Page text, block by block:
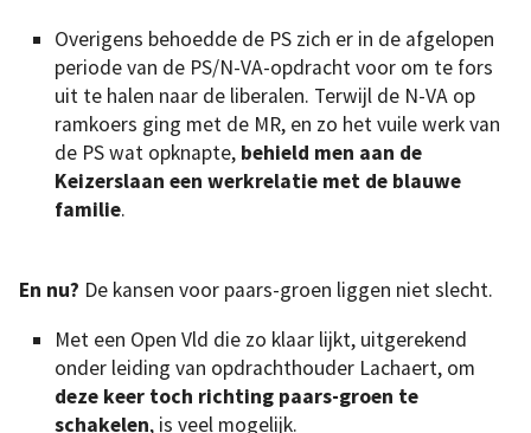
Overigens behoedde de PS zich er in de afgelopen
periode van de PS/N-VA-opdracht voor om te fors
uit te halen naar de liberalen. Terwijl de N-VA op
ramkoers ging met de MR, en zo het vuile werk van
de PS wat opknapte, behield men aan de
Keizerslaan een werkrelatie met de blauwe
familie.
En nu? De kansen voor paars-groen liggen niet slecht.
Met een Open Vld die zo klaar lijkt, uitgerekend
onder leiding van opdrachthouder Lachaert, om
deze keer toch richting paars-groen te
schakelen, is veel mogelijk.